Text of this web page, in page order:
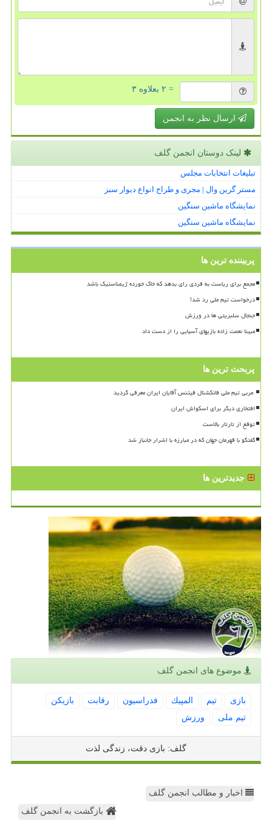
= ۲ بعلاوه ۳
ارسال نظر به انجمن
لینک دوستان انجمن گلف
تبلیغات انتخابات مجلس
مستر گرین وال | مجری و طراح انواع دیوار سبز
نمایشگاه ماشین سنگین
نمایشگاه ماشین سنگین
پربیننده ترین ها
مجمع برای ریاست به فردی رای بدهد که خاک خورده ژیمناستیک باشد
درخواست تیم ملی رد شد!
جنجال سلبریتی ها در ورزش
مبینا نعمت زاده بازیهای آسیایی را از دست داد
پربحث ترین ها
افتخاری دیگر برای اسکواش ایران
توقع از تارتار بالاست
گفتگو با قهرمان جهان که در مبارزه با اشرار جانباز شد
جدیدترین ها
موضوع های انجمن گلف
بازی تیم المپیك فدراسیون رقابت
بازیكن
تیم ملی
ورزش
گلف: بازی دقت، زندگی لذت
اخبار و مطالب انجمن گلف
بازگشت به انجمن گلف